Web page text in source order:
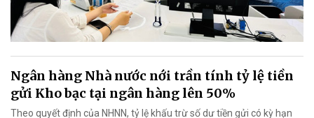
Ngân hàng Nhà nước nới trần tính tỷ lệ tiền
gửi Kho bạc tại ngân hàng lên 50%
Theo quyết định của NHNN, tỷ lệ khấu trừ số dư tiền gửi có kỳ hạn